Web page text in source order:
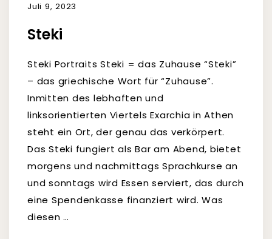
Juli 9, 2023
Steki
Steki Portraits Steki = das Zuhause “Steki”
– das griechische Wort für “Zuhause”.
Inmitten des lebhaften und
linksorientierten Viertels Exarchia in Athen
steht ein Ort, der genau das verkörpert.
Das Steki fungiert als Bar am Abend, bietet
morgens und nachmittags Sprachkurse an
und sonntags wird Essen serviert, das durch
eine Spendenkasse finanziert wird. Was
diesen …